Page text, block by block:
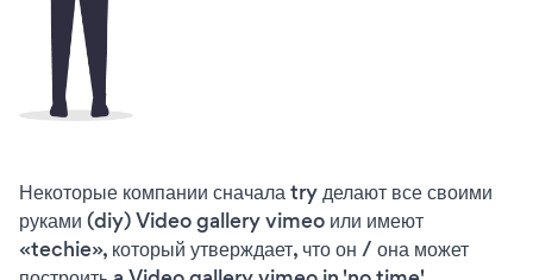
Некоторые компании сначала try делают все своими
руками (diy) Video gallery vimeo или имеют
«techie», который утверждает, что он / она может